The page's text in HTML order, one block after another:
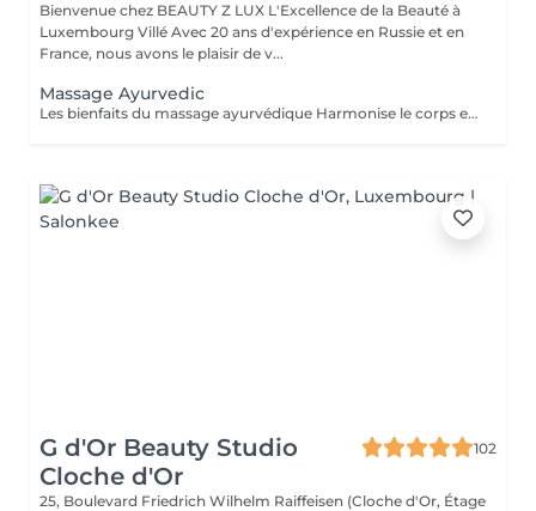
Bienvenue chez BEAUTY Z LUX L'Excellence de la Beauté à
Luxembourg Villé Avec 20 ans d'expérience en Russie et en
France, nous avons le plaisir de v...
Massage Ayurvedic
Les bienfaits du massage ayurvédique Harmonise le corps et l'esprit grâce à une approche holistique. Détend profondément, réduit le stress et apaise le mental. Améliore la circulation sanguine et lymphatique. Nourrit la peau grâce aux huiles chaudes et naturelles. Soulage les tensions musculaires et favorise un meilleur sommeil. Résultat : une sensation de bien-être global, d'équilibre et d'énergie retrouvée.
G d'Or Beauty Studio
Cloche d'Or
102
25, Boulevard Friedrich Wilhelm Raiffeisen (Cloche d'Or, Étage